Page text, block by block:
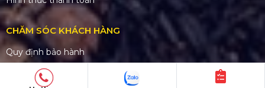
CHĂM SÓC KHÁCH HÀNG
Quy định bảo hành
Chính sách bán hàng